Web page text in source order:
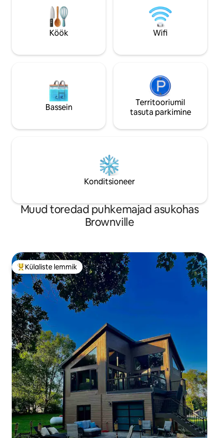
või sõprade rühmal päästa elu
hõivatusest, samal ajal kui sina naudid
kõike, mida meie rahulik majutuskoht
magamisdiivan ja
majutuskoht asub
parkimine
majutuskoht,
Köök Wifi
Bassein
Territooriumil
tasuta parkimine
Konditsioneer
Muud toredad puhkemajad asukohas
Brownville
Külaliste suur lemmik
Külaliste lemmik